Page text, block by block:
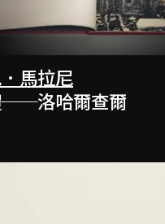
馬拉尼
──洛哈爾查爾